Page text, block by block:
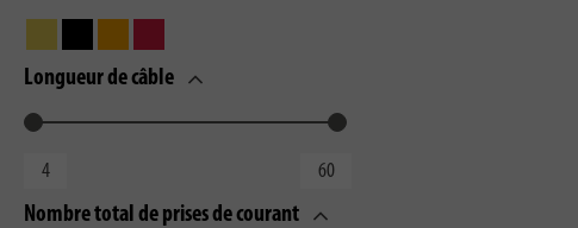
Longueur de câble
Nombre total de prises de courant